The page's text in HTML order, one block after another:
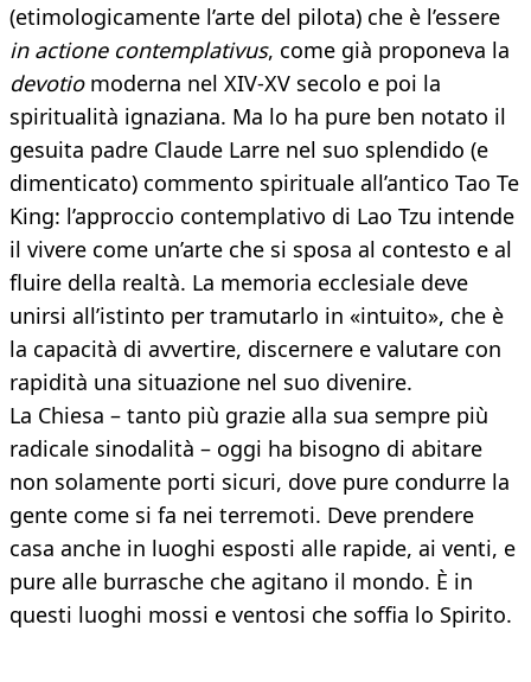
(etimologicamente l’arte del pilota) che è l’essere
in actione contemplativus, come già proponeva la
devotiomoderna nel XIV-XV secolo e poi la
spiritualità ignaziana. Ma lo ha pure ben notato il
gesuita padre Claude Larre nel suo splendido (e
dimenticato) commento spirituale all’antico Tao Te
King: l’approccio contemplativo di Lao Tzu intende
il vivere come un’arte che si sposa al contesto e al
fluire della realtà. La memoria ecclesiale deve
unirsi all’istinto per tramutarlo in «intuito», che è
la capacità di avvertire, discernere e valutare con
rapidità una situazione nel suo divenire.
La Chiesa – tanto più grazie alla sua sempre più
radicale sinodalità – oggi ha bisogno di abitare
non solamente porti sicuri, dove pure condurre la
gente come si fa nei terremoti. Deve prendere
casa anche in luoghi esposti alle rapide, ai venti, e
pure alle burrasche che agitano il mondo. È in
questi luoghi mossi e ventosi che soffia lo Spirito.